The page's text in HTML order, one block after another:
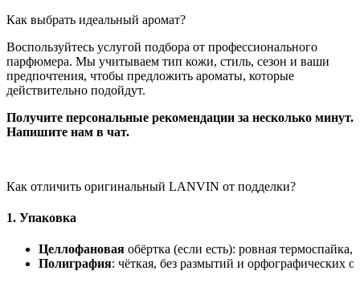
​Как выбрать идеальный аромат?
Воспользуйтесь услугой подбора от профессионального
парфюмера. Мы учитываем тип кожи, стиль, сезон и ваши
предпочтения, чтобы предложить ароматы, которые
действительно подойдут.
Получите персональные рекомендации за несколько минут.
Напишите нам в чат.
Как отличить оригинальный LANVIN от подделки?
1. Упаковка
Целлофановая обёртка (если есть): ровная термоспайка,
Полиграфия: чёткая, без размытий и орфографических